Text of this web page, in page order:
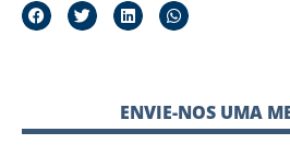
ENVIE-NOS UMA